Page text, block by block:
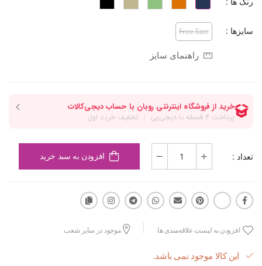
سایزها : Free Size
راهنمای سایز
تعداد : افزودن به سبد خرید
افزودن به لیست علاقه‌مندی ها موجود در سایر شعب
این کالا موجود نمی باشد.